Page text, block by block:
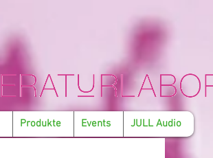
Produkte Events JULL Audio